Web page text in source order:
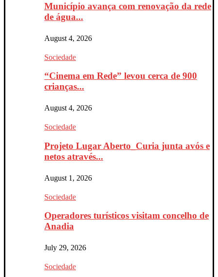
Município avança com renovação da rede
de água...
August 4, 2026
Sociedade
“Cinema em Rede” levou cerca de 900
crianças...
August 4, 2026
Sociedade
Projeto Lugar Aberto_Curia junta avós e
netos através...
August 1, 2026
Sociedade
Operadores turísticos visitam concelho de
Anadia
July 29, 2026
Sociedade